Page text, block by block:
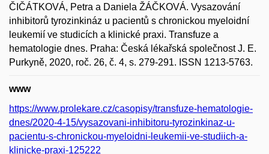
ČIČÁTKOVÁ, Petra a Daniela ŽÁČKOVÁ. Vysazování
inhibitorů tyrozinkináz u pacientů s chronickou myeloidní
leukemií ve studicích a klinické praxi. Transfuze a
hematologie dnes. Praha: Česká lékařská společnost J. E.
Purkyně, 2020, roč. 26, č. 4, s. 279-291. ISSN 1213-5763.
www
https://www.prolekare.cz/casopisy/transfuze-hematologie-
dnes/2020-4-15/vysazovani-inhibitoru-tyrozinkinaz-u-
pacientu-s-chronickou-myeloidni-leukemii-ve-studiich-a-
klinicke-praxi-125222